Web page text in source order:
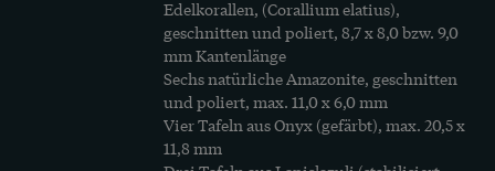
mit nicht weniger staunenswerter Finesse
gearbeitet worden. Wir bilden unsere Brosche
neben einer Abbildung des Vorbildes ab. Unsere
Brosche ist in Wien entstanden, wie die
Goldstempel auf der Rückseite belegen; wir
Edelkorallen, (Corallium elatius),
geschnitten und poliert, 8,7 x 8,0 bzw. 9,0
mm Kantenlänge
Sechs natürliche Amazonite, geschnitten
und poliert, max. 11,0 x 6,0 mm
Vier Tafeln aus Onyx (gefärbt), max. 20,5 x
11,8 mm